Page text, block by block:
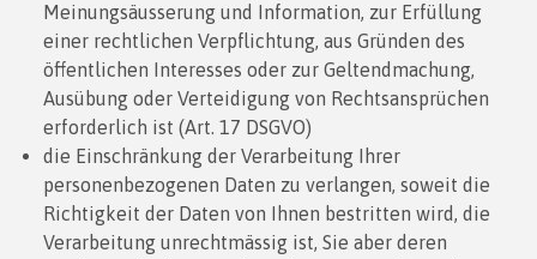
Meinungsäusserung und Information, zur Erfüllung
einer rechtlichen Verpflichtung, aus Gründen des
öffentlichen Interesses oder zur Geltendmachung,
Ausübung oder Verteidigung von Rechtsansprüchen
erforderlich ist (Art. 17 DSGVO)
die Einschränkung der Verarbeitung Ihrer
personenbezogenen Daten zu verlangen, soweit die
Richtigkeit der Daten von Ihnen bestritten wird, die
Verarbeitung unrechtmässig ist, Sie aber deren